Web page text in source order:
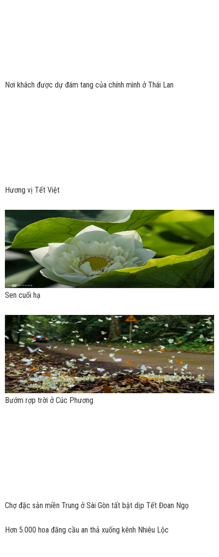
Nơi khách được dự đám tang của chính mình ở Thái Lan
Hương vị Tết Việt
Sen cuối hạ
Bướm rợp trời ở Cúc Phương
Chợ đặc sản miền Trung ở Sài Gòn tất bật dịp Tết Đoan Ngọ
Hơn 5.000 hoa đăng cầu an thả xuống kênh Nhiêu Lộc